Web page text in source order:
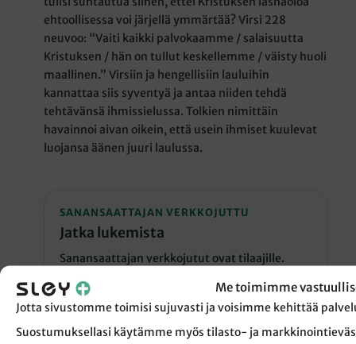
Me toimimme
Jotta sivustomme toimisi sujuvasti ja voisimme kehittää
Suostumuksellasi käytämme myös tilasto- ja
ehtoollisessa voi järjellä ymmärtää? Virsi 228
neuvoo: “Vaiti kaikki palvokaamme / salaisuutta
Kristuksen / hän on tullut keskellemme / väisty huoli
maallinen.” Virsiin ja hengellisiin lauluihin
kannattaa siis syventyä ja antaa niiden tehdä
tehtävänsä ihmissielussa. Tolkien nimittäin
havainnoi aivan oikein, että usein ihmiset kuulevat
luojansa äänen juuri laulussa.
SANANSAATTAJAN VERKKOJUTTU
Jatka lukemista
Sanansaattajan verkkojutut ovat tilaajille.
laadukasta kristillistä journalismia.
Jatka lukemista